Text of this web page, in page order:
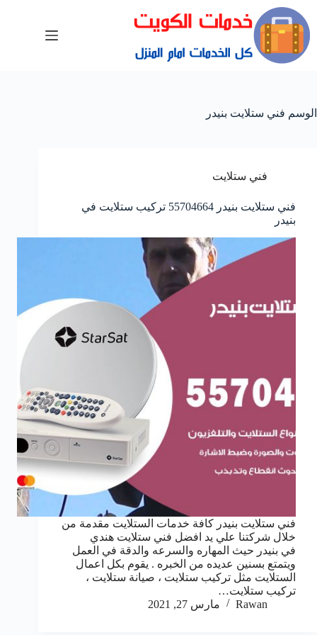
الوسم فني ستلايت بنيدر
فني ستلايت
فني ستلايت بنيدر 55704664 تركيب ستلايت في
بنيدر
فني ستلايت بنيدر كافة خدمات الستلايت مقدمة من
خلال شركتنا علي يد افضل فني ستلايت هندي
في بنيدر حيث المهاره والسرعه والدقة في العمل
ويتمتع بسنين عديده من الخبره . يقوم بكل اعمال
الستلايت مثل تركيب ستلايت ، صيانة ستلايت ،
تركيب ستلايت…
Rawan
مارس 27, 2021